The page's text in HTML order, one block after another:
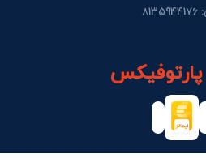
پارتوفیکس